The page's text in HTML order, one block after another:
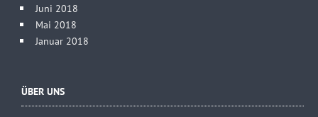
Juni 2018
Mai 2018
Januar 2018
ÜBER UNS